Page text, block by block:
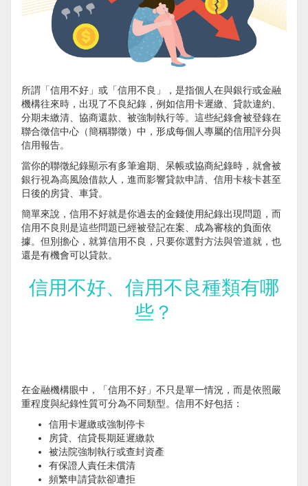
所謂「信用不好」或「信用不良」，是指個人在與銀行或金融
機構往來時，出現了不良紀錄，例如信用卡遲繳、貸款違約、
分期未繳清、協商還款、被強制執行等。這些紀錄會被登錄在
聯合徵信中心（簡稱聯徵）中，形成每個人專屬的信用評分與
信用報告。
當你的聯徵紀錄顯示有多筆逾期、呆帳或協商紀錄時，就會被
銀行視為高風險借款人，進而影響貸款申請、信用卡核卡甚至
日後的房貸、車貸。
簡單來說，信用不好就是你過去的金錢使用紀錄出現問題，而
信用不良則是這些問題已經被登記在案、成為審核的負面依
據。但別擔心，就算信用不良，只要你選對方法與管道就，也
還是有機會可以貸款。
信用不好、信用不良種類有哪
些？
在金融機構眼中，「信用不好」不只是單一情況，而是依照嚴
重程度與紀錄性質可分為不同類型。信用不好包括：
信用卡遲繳或強制停卡
房貸、信貸長期延遲繳款
被法院強制執行或查封資產
有保證人責任未償清
頻繁申請貸款卻遭拒